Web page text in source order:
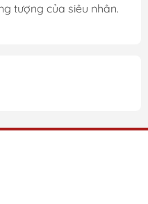
tượng của siêu nhân.